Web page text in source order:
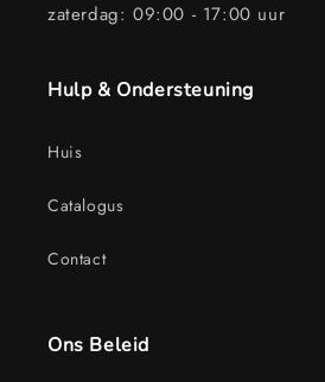
zaterdag: 09:00 - 17:00 uur
Hulp & Ondersteuning
Huis
Catalogus
Contact
Ons Beleid